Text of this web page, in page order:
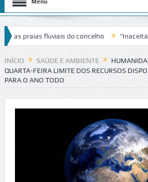
Menu
praias fluviais do concelho “Inaceitável”.
de trânsito no IC2 em Alcobaça
INÍCIO SAÚDE E AMBIENTE
QUARTA-FEIRA LIMITE DOS RECURSOS
PARA O ANO TODO